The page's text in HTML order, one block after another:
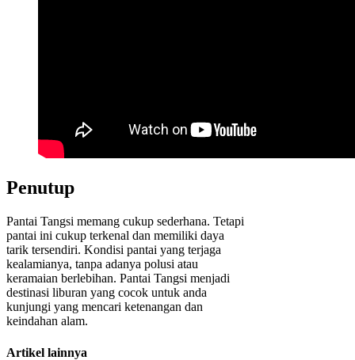
Penutup
Pantai Tangsi memang cukup sederhana. Tetapi
pantai ini cukup terkenal dan memiliki daya
tarik tersendiri. Kondisi pantai yang terjaga
kealamianya, tanpa adanya polusi atau
keramaian berlebihan. Pantai Tangsi menjadi
destinasi liburan yang cocok untuk anda
kunjungi yang mencari ketenangan dan
keindahan alam.
Artikel lainnya